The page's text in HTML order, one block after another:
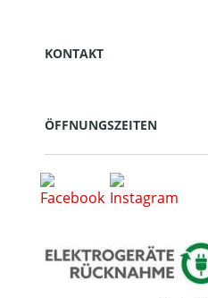
KONTAKT
ÖFFNUNGSZEITEN